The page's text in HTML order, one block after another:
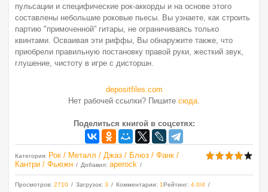
пульсации и специфические рок-аккорды и на основе этого
составлены небольшие роковые пьесы. Вы узнаете, как строить
партию "примоченной” гитары, не ограничиваясь только
квинтами. Осваивая эти риффы, Вы обнаружите также, что
приобрели правильную постановку правой руки, жесткий звук,
глушение, чистоту в игре с дисторшн.
depositfiles.com
Нет рабочей ссылки? Пишите сюда.
Поделиться книгой в соцсетях:
Категория: Рок / Металл / Джаз / Блюз / Фанк /
Кантри / Фьюжн
Добавил: aperock
Просмотров: 2710 Загрузок: 3 Комментарии: 1Рейтинг: 4.0/4